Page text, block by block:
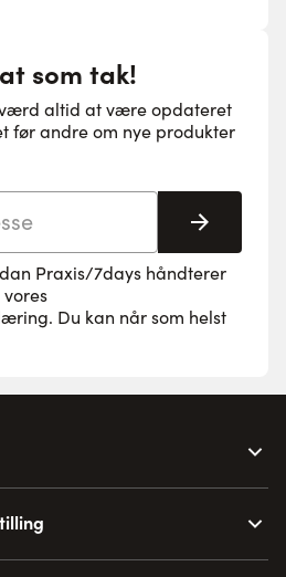
som tak!
altid at være opdateret
før andre om nye produkter
Tilmeld
Praxis/7days håndterer
. Du kan når som helst